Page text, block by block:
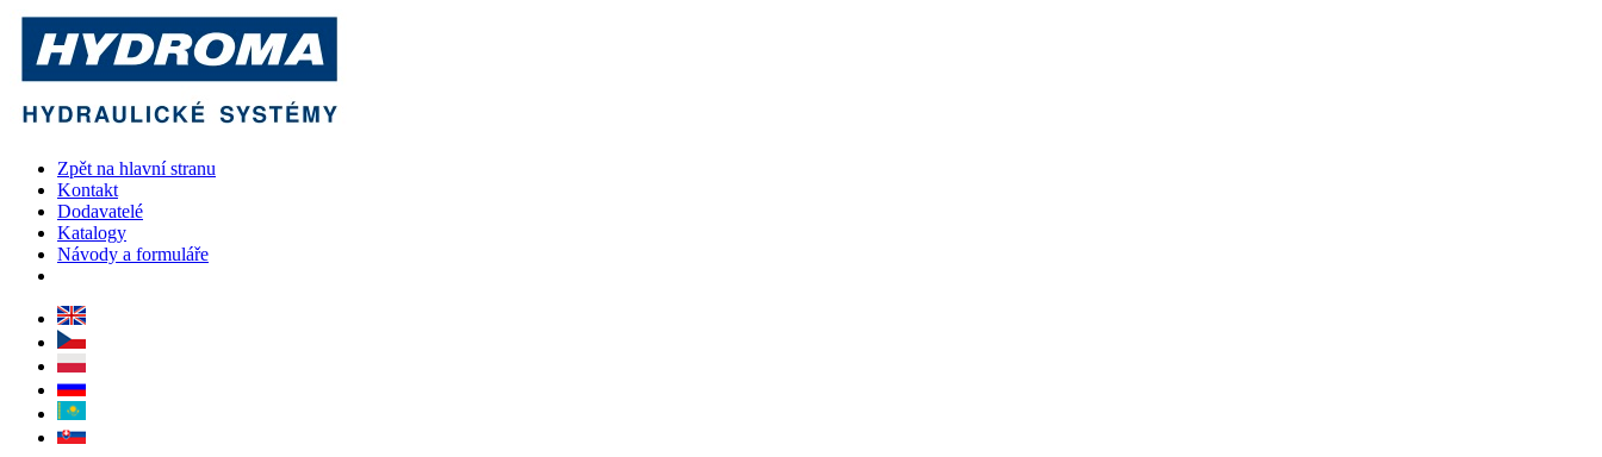
Zpět na hlavní stranu
Kontakt
Dodavatelé
Katalogy
Návody a formuláře